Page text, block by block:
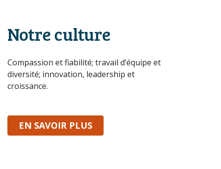
Notre culture
Compassion et fiabilité; travail d’équipe et
diversité; innovation, leadership et
croissance.
EN SAVOIR PLUSSUR NOTRE CULTURE